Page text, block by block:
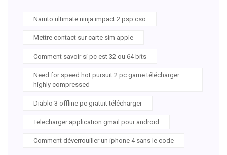
Naruto ultimate ninja impact 2 psp cso
Mettre contact sur carte sim apple
Comment savoir si pc est 32 ou 64 bits
Need for speed hot pursuit 2 pc game télécharger
highly compressed
Diablo 3 offline pc gratuit télécharger
Telecharger application gmail pour android
Comment déverrouiller un iphone 4 sans le code